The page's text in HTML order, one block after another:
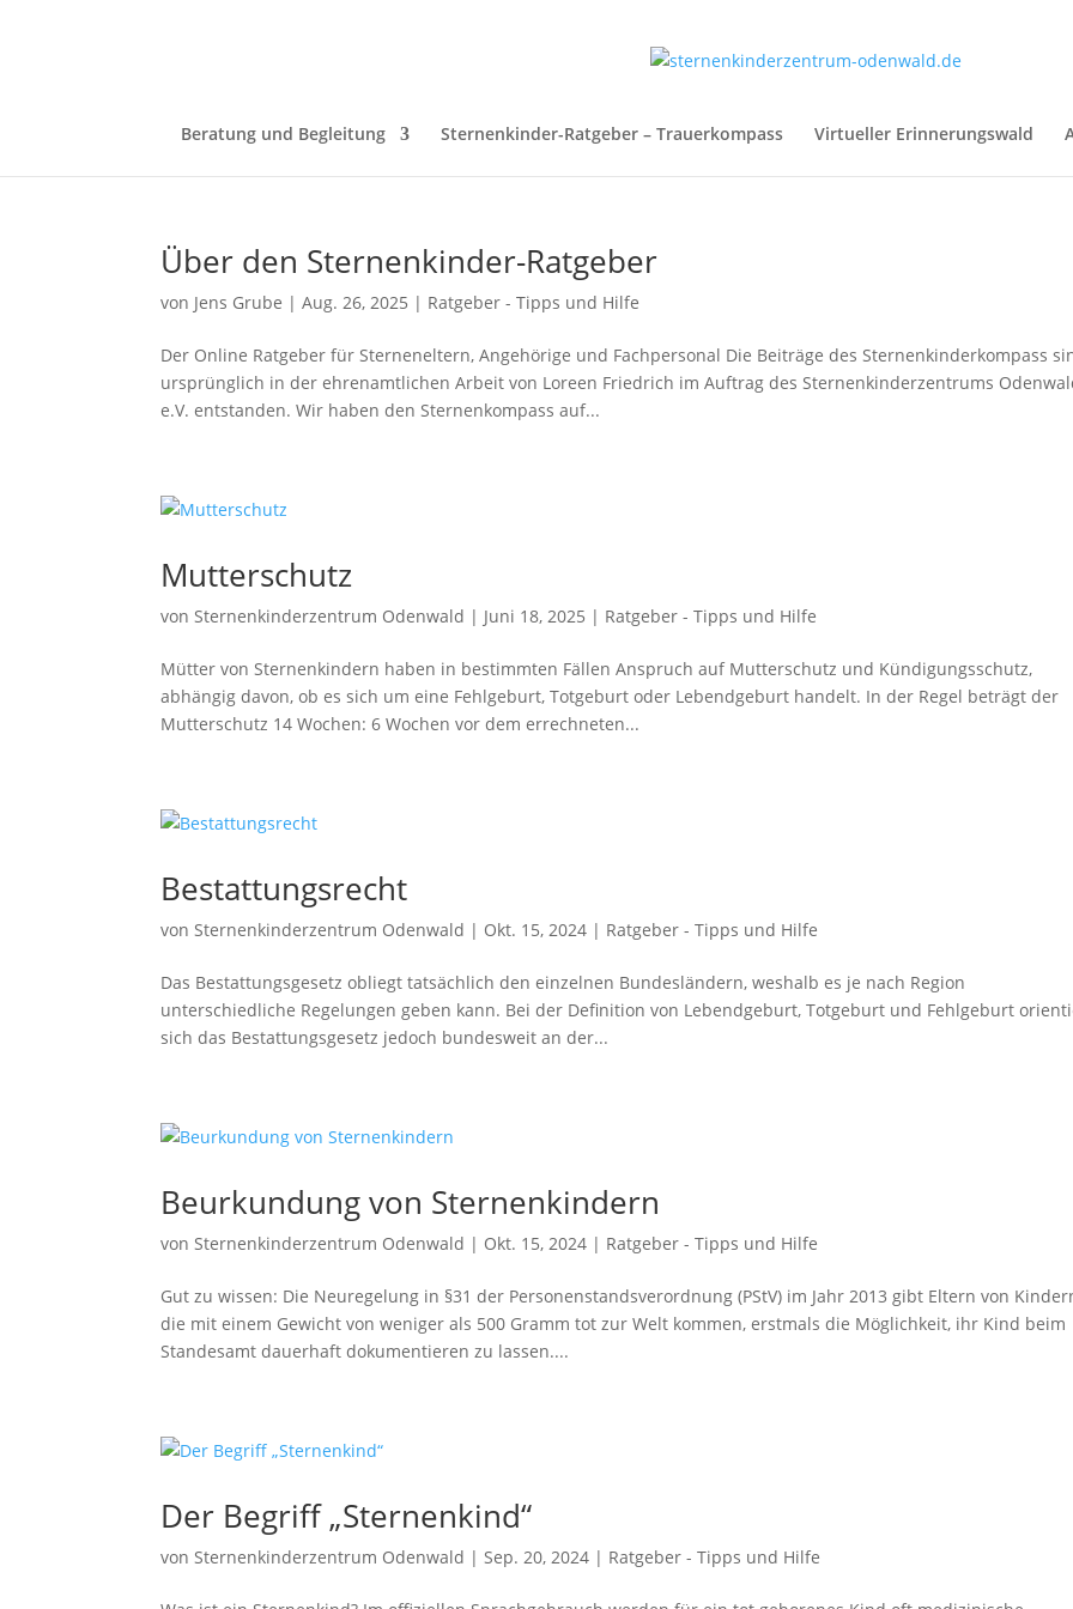
Beratung und Begleitung Sternenkinder-Ratgeber – Trauerkompass Virtueller Erinnerungswald
Über den Sternenkinder-Ratgeber
von Jens Grube |Aug. 26, 2025 | Ratgeber - Tipps und Hilfe
Der Online Ratgeber für Sterneneltern, Angehörige und Fachpersonal Die Beiträge des Sternenkinderkompass
ursprünglich in der ehrenamtlichen Arbeit von Loreen Friedrich im Auftrag des Sternenkinderzentrums
e.V. entstanden. Wir haben den Sternenkompass auf...
Mutterschutz
vonSternenkinderzentrum Odenwald | Juni 18, 2025 | Ratgeber - Tipps und Hilfe
Mütter von Sternenkindern haben in bestimmten Fällen Anspruch auf Mutterschutz und Kündigungsschutz,
abhängig davon, ob es sich um eine Fehlgeburt, Totgeburt oder Lebendgeburt handelt. In der Regel beträgt der
Mutterschutz 14 Wochen: 6 Wochen vor dem errechneten...
Bestattungsrecht
vonSternenkinderzentrum Odenwald | Okt. 15, 2024 | Ratgeber - Tipps und Hilfe
Das Bestattungsgesetz obliegt tatsächlich den einzelnen Bundesländern, weshalb es je nach Region
unterschiedliche Regelungen geben kann. Bei der Definition von Lebendgeburt, Totgeburt und Fehlgeburt
sich das Bestattungsgesetz jedoch bundesweit an der...
Beurkundung von Sternenkindern
vonSternenkinderzentrum Odenwald | Okt. 15, 2024 | Ratgeber - Tipps und Hilfe
Gut zu wissen: Die Neuregelung in §31 der Personenstandsverordnung (PStV) im Jahr 2013 gibt Eltern von
die mit einem Gewicht von weniger als 500 Gramm tot zur Welt kommen, erstmals die Möglichkeit, ihr Kind beim
Standesamt dauerhaft dokumentieren zu lassen....
Der Begriff „Sternenkind“
vonSternenkinderzentrum Odenwald |Sep. 20, 2024 | Ratgeber - Tipps und Hilfe